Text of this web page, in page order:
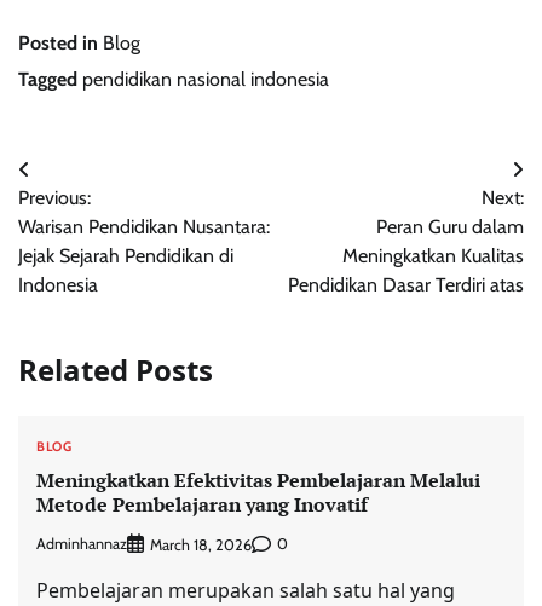
Posted in Blog
Tagged pendidikan nasional indonesia
Post
navigation
Previous:
Warisan Pendidikan Nusantara:
Jejak Sejarah Pendidikan di
Indonesia
Next:
Peran Guru dalam
Meningkatkan Kualitas
Pendidikan Dasar Terdiri atas
Related Posts
BLOG
Meningkatkan Efektivitas Pembelajaran Melalui
Metode Pembelajaran yang Inovatif
Adminhannaz March 18, 2026 0
Pembelajaran merupakan salah satu hal yang